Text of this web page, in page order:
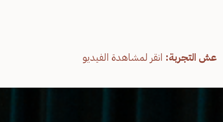
عش التجربة: انقر لمشاهدة الفيديو